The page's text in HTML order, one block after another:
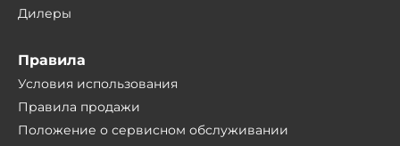
Дилеры
Правила
Условия использования
Правила продажи
Положение о сервисном обслуживании